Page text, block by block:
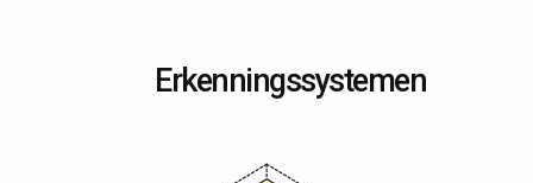
Erkenningssystemen